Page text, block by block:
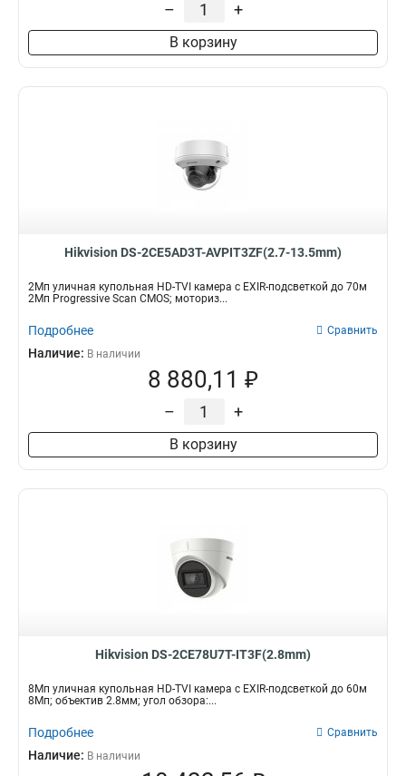
– +
В корзину
Hikvision DS-2CE5AD3T-AVPIT3ZF(2.7-13.5mm)
2Мп уличная купольная HD-TVI камера с EXIR-подсветкой до 70м
2Мп Progressive Scan CMOS; моториз...
Подробнее Сравнить
Наличие: В наличии
8 880,11 ₽
– +
В корзину
Hikvision DS-2CE78U7T-IT3F(2.8mm)
8Мп уличная купольная HD-TVI камера с EXIR-подсветкой до 60м
8Мп; объектив 2.8мм; угол обзора:...
Подробнее Сравнить
Наличие: В наличии